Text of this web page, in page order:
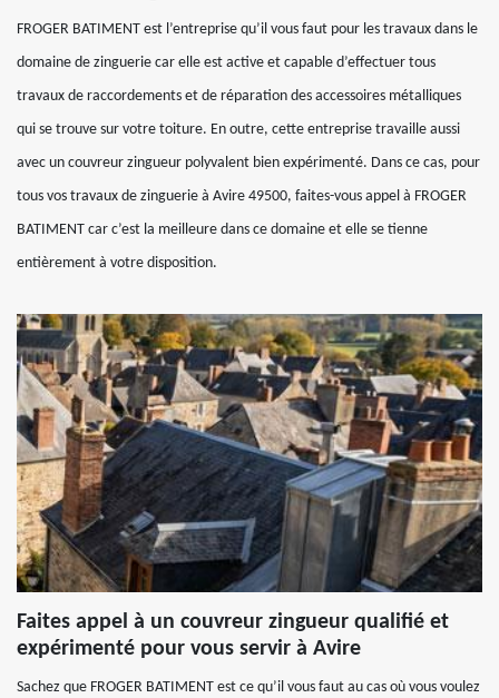
FROGER BATIMENT est l’entreprise qu’il vous faut pour les travaux dans le
domaine de zinguerie car elle est active et capable d’effectuer tous
travaux de raccordements et de réparation des accessoires métalliques
qui se trouve sur votre toiture. En outre, cette entreprise travaille aussi
avec un couvreur zingueur polyvalent bien expérimenté. Dans ce cas, pour
tous vos travaux de zinguerie à Avire 49500, faites-vous appel à FROGER
BATIMENT car c’est la meilleure dans ce domaine et elle se tienne
entièrement à votre disposition.
Faites appel à un couvreur zingueur qualifié et
expérimenté pour vous servir à Avire
Sachez que FROGER BATIMENT est ce qu’il vous faut au cas où vous voulez